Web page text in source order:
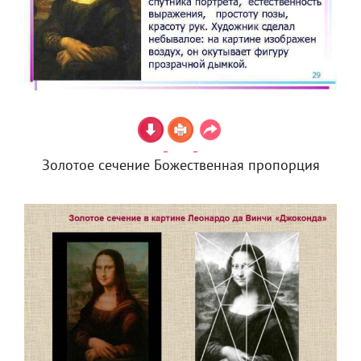
Золотое сечение Божественная пропорция